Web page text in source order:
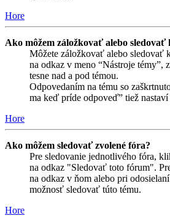
Hore
Ako môžem záložkovať alebo sledovať
Môžete záložkovať alebo sledovať
na odkaz v meno “Nástroje témy”,
tesne nad a pod témou.
Odpovedaním na tému so
ma keď príde odpoveď” tiež
Hore
Ako môžem sledovať zvolené fóra?
Pre sledovanie jednotlivého fóra,
na odkaz "Sledovať toto fórum".
na odkaz v ňom alebo pri
možnosť sledovať túto tému.
Hore